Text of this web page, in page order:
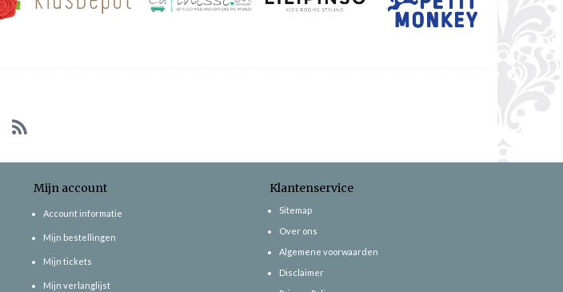
Mijn account
Account informatie
Mijn bestellingen
Mijn tickets
Mijn verlanglijst
Klantenservice
Sitemap
Over ons
Algemene voorwaarden
Disclaimer